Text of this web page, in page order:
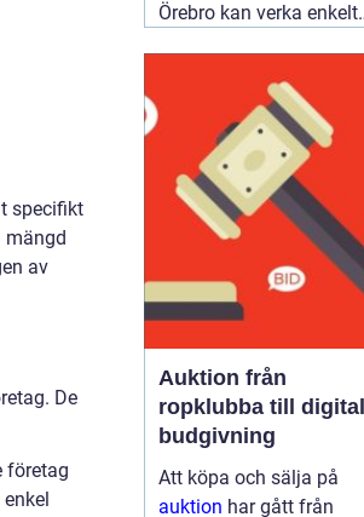
specifikt
mängd
av
De
företag
Örebro kan verka enkelt.
och slippa fundera över
priset i efterhand. Därför
blir valet av bolag
viktigare än man först
tror. Den som jämför
alternativ för
02 augusti
2026
Auktion från
ropklubba till digital
budgivning
Att köpa och sälja på
auktion har gått från